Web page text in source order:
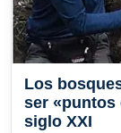
Los
ser «puntos
siglo XXI